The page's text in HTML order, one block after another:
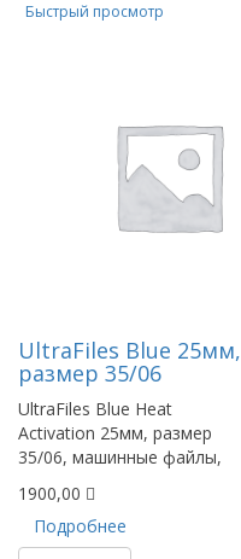
Быстрый просмотр
UltraFiles Blue 25мм,
размер 35/06
UltraFiles Blue Heat
Activation 25мм, размер
35/06, машинные файлы,
1900,00
Подробнее